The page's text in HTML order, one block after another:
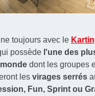
toujours avec le
possède l'une des
dont les groupes
les virages serrés
Fun, Sprint ou